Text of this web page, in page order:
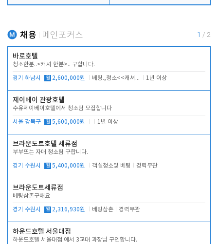
채용 메인포커스 1 / 2
바로호텔
청소한분..<캐셔 한분>.. 구합니다.
경기 하남시 월 2,600,000원 베팅.,청소<<캐셔 모셔봅니다. 1년 이상
제이베이 관광호텔
수유제이베이호텔에서 청소팀 모집합니다
서울 강북구 월 5,600,000원 1년 이상
브라운도트호텔 세류점
부부또는 자매 청소팀 구합니다.
경기 수원시 월 5,400,000원 객실청소및 베팅 경력무관
브라운도트세류점
베팅삼촌구해요
경기 수원시 월 2,316,930원 베팅삼촌 경력무관
하운드호텔 서울대점
하운드호텔 서울대점 에서 3교대 과장님 구인합니다.